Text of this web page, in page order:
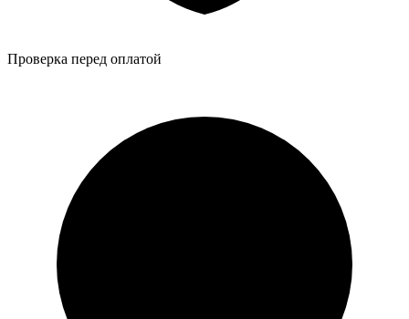
Проверка перед оплатой